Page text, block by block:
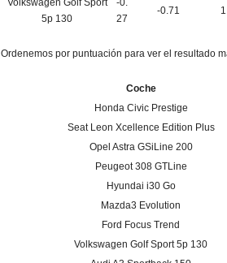
Volkswagen Golf Sport
5p 130
-0.
27
-0.71
Ordenemos por puntuación para ver el resultado
Coche
Honda Civic Prestige
Seat Leon Xcellence Edition Plus
Opel Astra GSiLine 200
Peugeot 308 GTLine
Hyundai i30 Go
Mazda3 Evolution
Ford Focus Trend
Volkswagen Golf Sport 5p 130